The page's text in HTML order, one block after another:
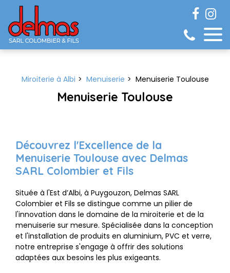
Miroiterie à Albi Menuiserie Menuiserie Toulouse
Menuiserie Toulouse
Découvrez l'Excellence de la
Menuiserie Toulouse avec Delmas
SARL Colombier et Fils
Située à l'Est d’Albi, à Puygouzon, Delmas SARL
Colombier et Fils se distingue comme un pilier de
l'innovation dans le domaine de la miroiterie et de la
menuiserie sur mesure. Spécialisée dans la conception
et l'installation de produits en aluminium, PVC et verre,
notre entreprise s'engage à offrir des solutions
adaptées aux besoins les plus exigeants.
Panneau de gestion des cookies